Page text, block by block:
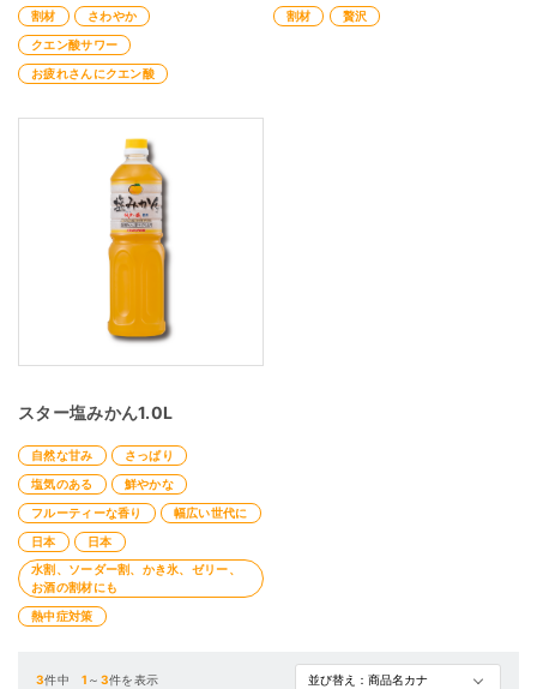
割材
さわやか
クエン酸サワー
お疲れさんにクエン酸
割材
贅沢
スター塩みかん1.0L
自然な甘み
さっぱり
塩気のある
鮮やかな
フルーティーな香り
幅広い世代に
日本
日本
水割、ソーダー割、かき氷、ゼリー、
お酒の割材にも
熱中症対策
3件中1 ～ 3件を表示